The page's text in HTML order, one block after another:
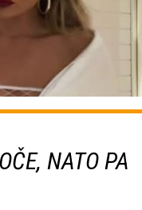
NATO PA